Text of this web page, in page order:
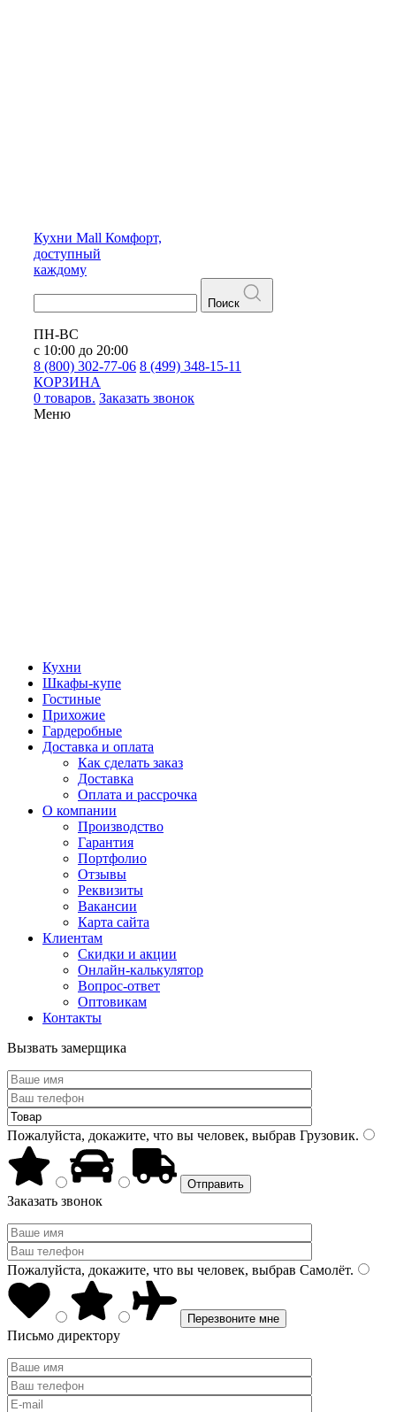
Кухни Mall Комфорт,
доступный
каждому
Поиск
ПН-ВС
с 10:00 до 20:00
8 (800) 302-77-06 8 (499) 348-15-11
КОРЗИНА
0 товаров. Заказать звонок
Меню
Кухни
Шкафы-купе
Гостиные
Прихожие
Гардеробные
Доставка и оплата
Как сделать заказ
Доставка
Оплата и рассрочка
О компании
Производство
Гарантия
Портфолио
Отзывы
Реквизиты
Вакансии
Карта сайта
Клиентам
Скидки и акции
Онлайн-калькулятор
Вопрос-ответ
Оптовикам
Контакты
Вызвать замерщика
Пожалуйста, докажите, что вы человек, выбрав Грузовик.
Заказать звонок
Пожалуйста, докажите, что вы человек, выбрав Самолёт.
Письмо директору